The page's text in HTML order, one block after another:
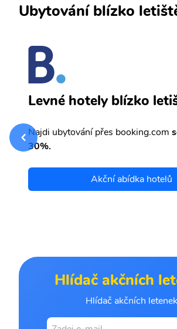
Ubytování blízko
Levné hotely blízko
Najdi ubytování přes booking.com
30%.
Akční abídka hotelů
Hlídač akčních
Hlídač akčních letenek